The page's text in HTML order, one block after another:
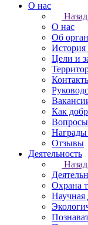
О нас
Назад
О нас
Об
История
Цели и
Как
Отзывы
Деятельность
Назад
Охрана
Научная